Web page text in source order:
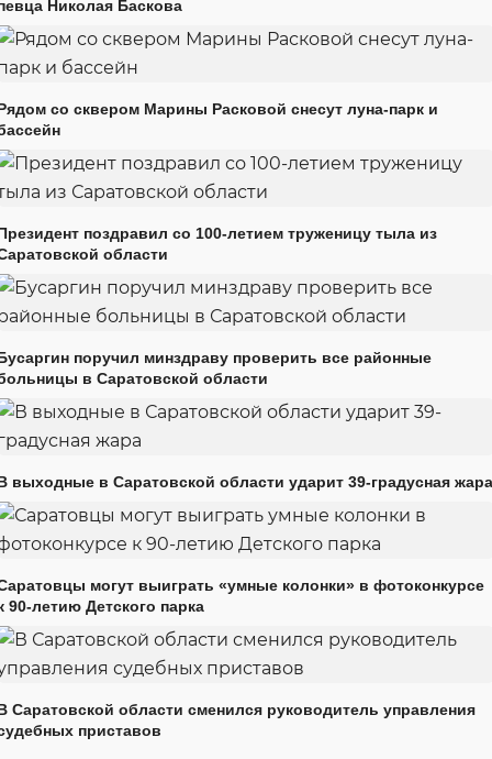
Николая Баскова
со сквером Марины Расковой снесут луна-парк и
поздравил со 100-летием труженицу тыла из
области
поручил минздраву проверить все районные
в Саратовской области
выходные в Саратовской области ударит 39-градусная жара
могут выиграть «умные колонки» в фотоконкурсе
90-летию Детского парка
Саратовской области сменился руководитель управления
приставов